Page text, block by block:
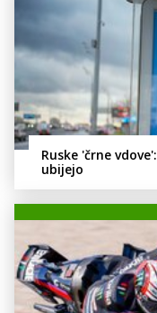
Ruske 'črne
ubijejo